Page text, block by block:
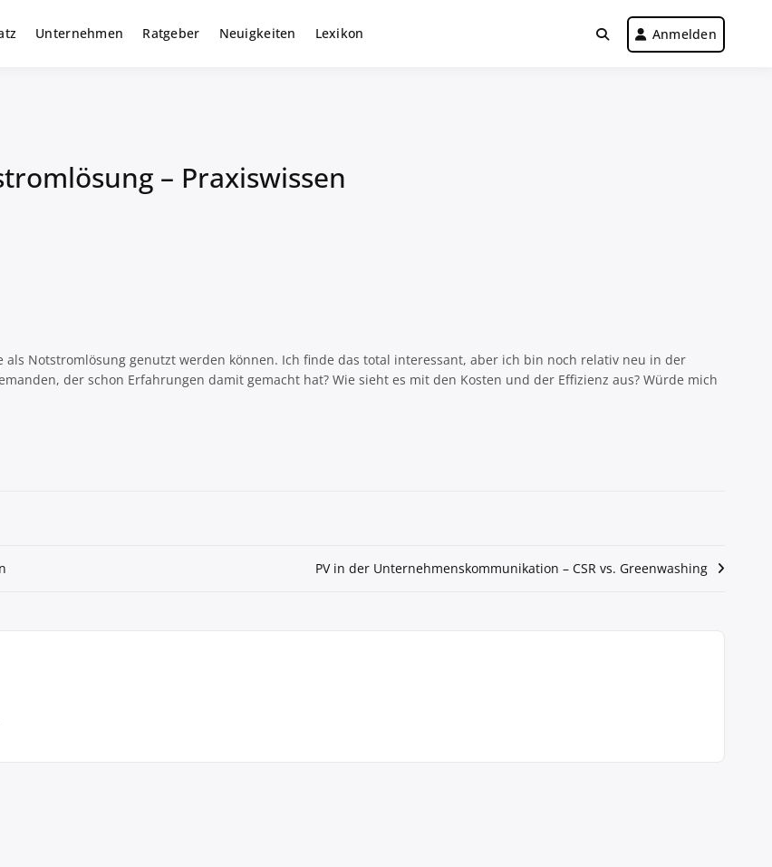
Solar Investments
Unternehmen Ratgeber Neuigkeiten Lexikon Anmelden
– Praxiswissen
Notstromlösung genutzt werden können. Ich finde das total interessant, aber ich bin noch relativ neu in der
der schon Erfahrungen damit gemacht hat? Wie sieht es mit den Kosten und der Effizienz aus? Würde mich
PV in der Unternehmenskommunikation – CSR vs. Greenwashing